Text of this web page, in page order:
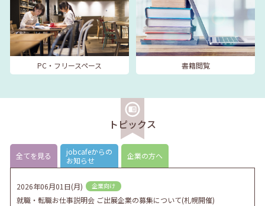
PC・フリースペース 書籍閲覧
トピックス
全てを見る
jobcafeからの
お知らせ
企業の方へ
2026年06月01日(月) 企業向け
就職・転職お仕事説明会 ご出展企業の募集について(札幌開催)